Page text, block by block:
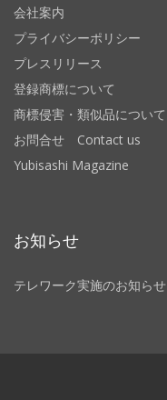
会社案内
プライバシーポリシー
プレスリリース
登録商標について
商標侵害・類似品について
お問合せ Contact us
Yubisashi Magazine
お知らせ
テレワーク実施のお知らせ